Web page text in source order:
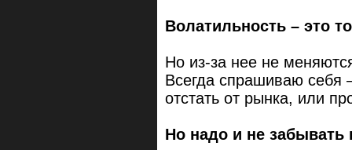
Волатильность – это
Но из-за нее не
Всегда спрашиваю себя
отстать от рынка, или
Но надо и не